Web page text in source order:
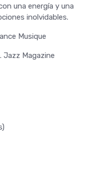
una energía y una
inolvidables.
Musique
Jazz Magazine